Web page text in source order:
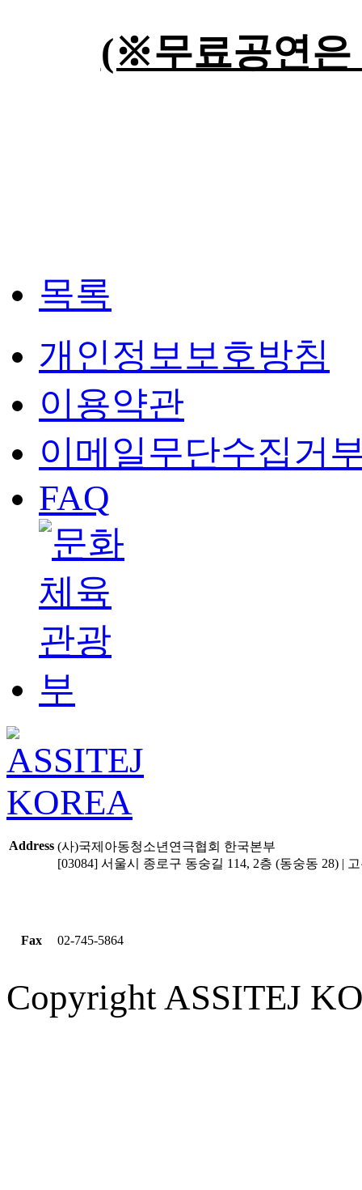
(※무료공연은
목록
개인정보보호방침
이용약관
이메일무단수집거
FAQ
Address (사)국제아동청소년연극협회 한국본부
[03084] 서울시 종로구 동숭길 114, 2층 (동숭동 28) |
Fax 02-745-5864
Copyright ASSITEJ